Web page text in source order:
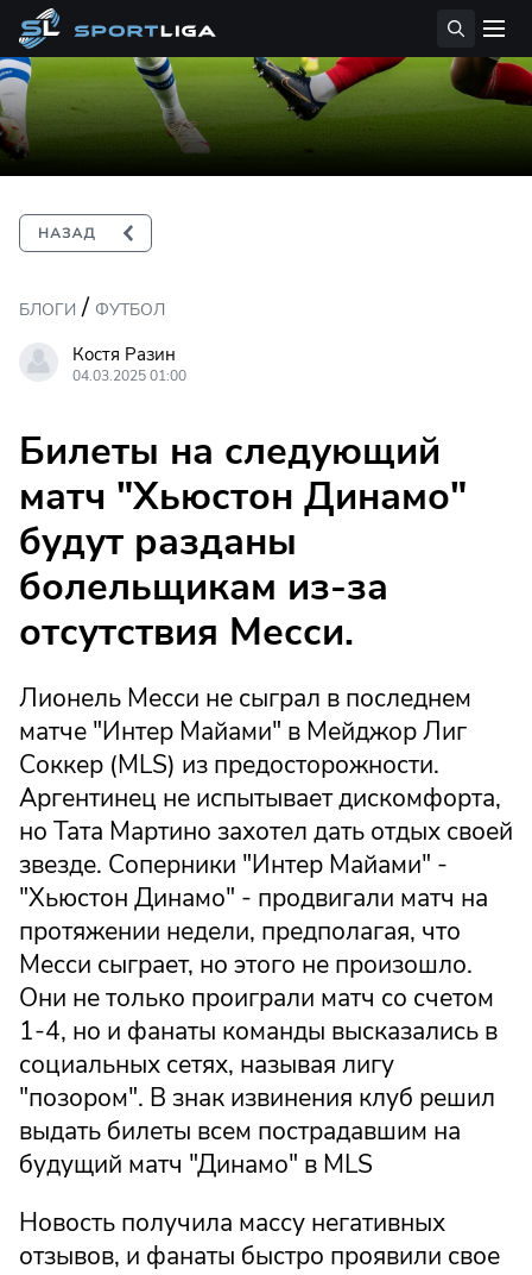
БЛОГИ / ФУТБОЛ
Костя Разин
04.03.2025 01:00
Билеты на следующий
матч "Хьюстон Динамо"
будут разданы
болельщикам из-за
отсутствия Месси.
Лионель Месси не сыграл в последнем
матче "Интер Майами" в Мейджор Лиг
Соккер (MLS) из предосторожности.
Аргентинец не испытывает дискомфорта,
но Тата Мартино захотел дать отдых своей
звезде. Соперники "Интер Майами" -
"Хьюстон Динамо" - продвигали матч на
протяжении недели, предполагая, что
Месси сыграет, но этого не произошло.
Они не только проиграли матч со счетом
1-4, но и фанаты команды высказались в
социальных сетях, называя лигу
"позором". В знак извинения клуб решил
выдать билеты всем пострадавшим на
будущий матч "Динамо" в MLS
Новость получила массу негативных
отзывов, и фанаты быстро проявили свое